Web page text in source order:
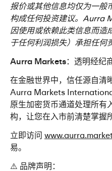
报价或其他信息均仅为一般
构成任何投资建议。Aurra
因使用或依赖此类信息而造
于任何利润损失）承担任何
Aurra Markets：透明经纪
在金融世界中，信任源自清
Aurra Markets
原生加密货币通道处理所有
构，让您在入市前清楚掌握
立即访问
易。
⚠️ 品牌声明：